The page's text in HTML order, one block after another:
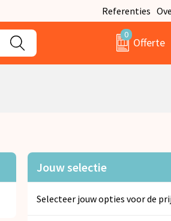
Referenties
0
Offerte
Jouw selectie
Selecteer jouw opties voor de